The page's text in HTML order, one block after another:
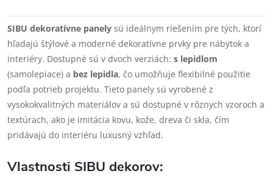
SIBU dekoratívne panely sú ideálnym riešením pre tých, ktorí
hľadajú štýlové a moderné dekoratívne prvky pre nábytok a
interiéry. Dostupné sú v dvoch verziách: s lepidlom
(samolepiace) a bez lepidla, čo umožňuje flexibilné použitie
podľa potrieb projektu. Tieto panely sú vyrobené z
vysokokvalitných materiálov a sú dostupné v rôznych vzoroch a
textúrach, ako je imitácia kovu, kože, dreva či skla, čím
pridávajú do interiéru luxusný vzhľad.
Vlastnosti SIBU dekorov: